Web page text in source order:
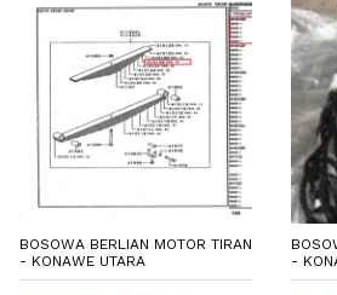
BOSOWA BERLIAN MOTOR TIRAN
- KONAWE UTARA
-